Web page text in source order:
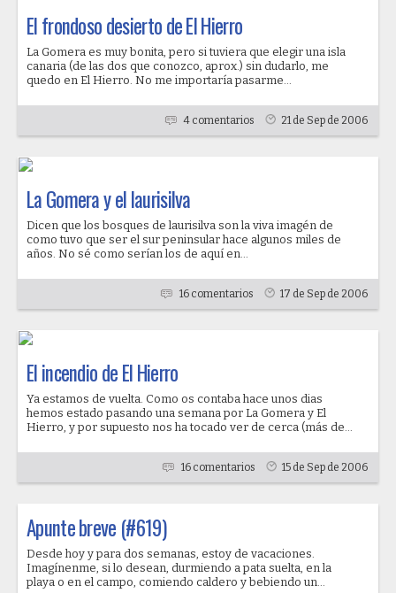
El frondoso desierto de El Hierro
La Gomera es muy bonita, pero si tuviera que elegir una isla
canaria (de las dos que conozco, aprox.) sin dudarlo, me
quedo en El Hierro. No me importaría pasarme...
4 comentarios 21 de Sep de 2006
La Gomera y el laurisilva
Dicen que los bosques de laurisilva son la viva imagén de
como tuvo que ser el sur peninsular hace algunos miles de
años. No sé como serían los de aquí en...
16 comentarios 17 de Sep de 2006
El incendio de El Hierro
Ya estamos de vuelta. Como os contaba hace unos dias
hemos estado pasando una semana por La Gomera y El
Hierro, y por supuesto nos ha tocado ver de cerca (más de...
16 comentarios 15 de Sep de 2006
Apunte breve (#619)
Desde hoy y para dos semanas, estoy de vacaciones.
Imagínenme, si lo desean, durmiendo a pata suelta, en la
playa o en el campo, comiendo caldero y bebiendo un...